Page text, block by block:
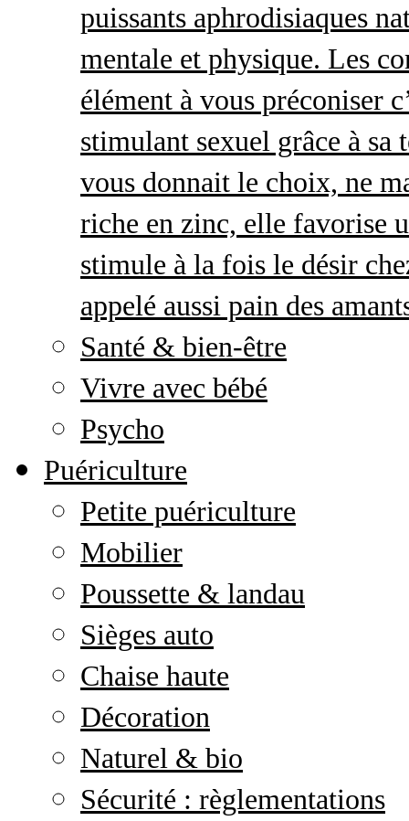
puissants aphrodisiaques
mentale et physique. Les
élément à vous préconiser
stimulant sexuel grâce à sa
vous donnait le choix, ne
riche en zinc, elle favorise
stimule à la fois le désir
appelé aussi pain des
Santé & bien-être
Vivre avec bébé
Psycho
Puériculture
Petite puériculture
Mobilier
Poussette & landau
Sièges auto
Chaise haute
Décoration
Naturel & bio
Sécurité : règlementations